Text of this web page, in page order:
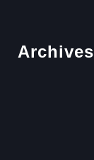
Archives